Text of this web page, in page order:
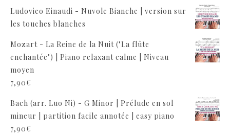
Ludovico Einaudi - Nuvole Bianche | version sur
les touches blanches
Mozart - La Reine de la Nuit ("La flûte
enchantée") | Piano relaxant calme | Niveau
moyen
7,90€
Bach (arr. Luo Ni) - G Minor | Prélude en sol
mineur | partition facile annotée | easy piano
7,90€